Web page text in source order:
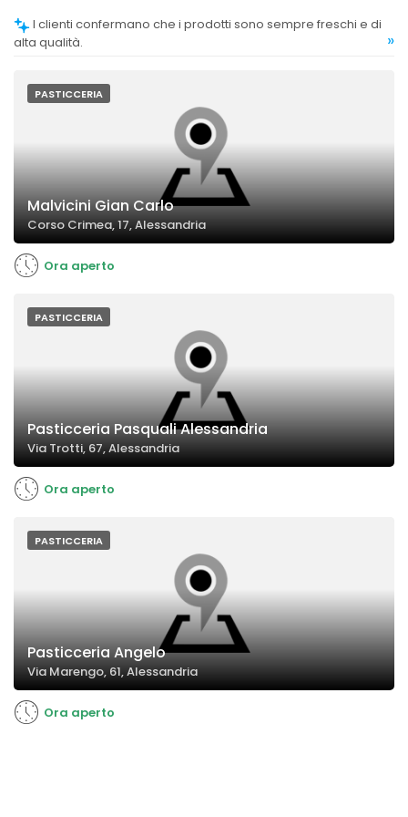
alta qualità.
»
PASTICCERIA
Malvicini Gian Carlo
Corso Crimea, 17, Alessandria
Ora aperto
PASTICCERIA
Pasticceria Pasquali Alessandria
Via Trotti, 67, Alessandria
Ora aperto
PASTICCERIA
Pasticceria Angelo
Via Marengo, 61, Alessandria
Ora aperto